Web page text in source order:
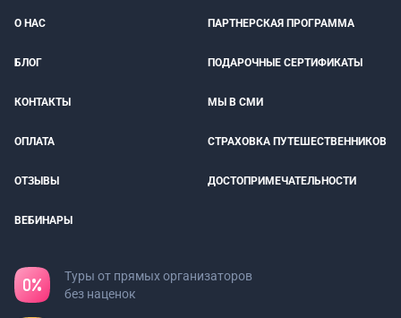
О НАС ПАРТНЕРСКАЯ ПРОГРАММА
БЛОГ ПОДАРОЧНЫЕ СЕРТИФИКАТЫ
КОНТАКТЫ МЫ В СМИ
ОПЛАТА СТРАХОВКА ПУТЕШЕСТВЕННИКОВ
ОТЗЫВЫ ДОСТОПРИМЕЧАТЕЛЬНОСТИ
ВЕБИНАРЫ
Туры от прямых организаторов
без наценок